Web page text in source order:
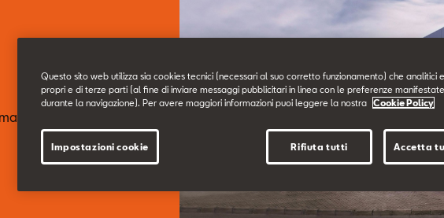
al nostro Servizio
Questo sito web utilizza sia cookies tecnici (necessari al suo corretto funzionamento) che analitici
propri e di terze parti (al fine di inviare messaggi pubblicitari in linea con le preferenze
durante la navigazione). Per avere maggiori informazioni puoi leggere la nostra
Cookie Policy
Impostazioni cookie Rifiuta tutti Accetta